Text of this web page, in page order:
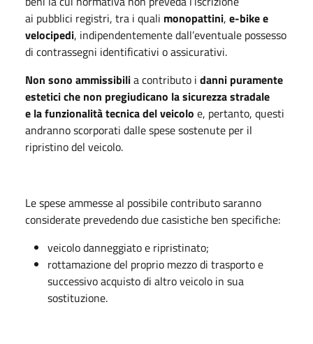
ai pubblici registri, tra i quali monopattini, e-bike e
velocipedi, indipendentemente dall’eventuale possesso
di contrassegni identificativi o assicurativi.
Non sono ammissibilia contributo i danni puramente
estetici che non pregiudicano la sicurezza stradale
e la funzionalità tecnica del veicolo e, pertanto, questi
andranno scorporati dalle spese sostenute per il
ripristino del veicolo.
Le spese ammesse al possibile contributo saranno
considerate prevedendo due casistiche ben specifiche:
veicolo danneggiato e ripristinato;
rottamazione del proprio mezzo di trasporto e
successivo acquisto di altro veicolo in sua
sostituzione.